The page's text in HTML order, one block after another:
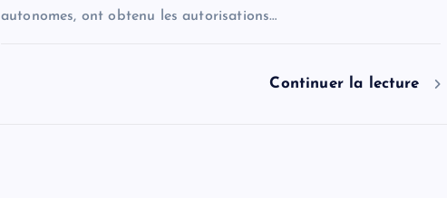
autonomes, ont obtenu les autorisations…
Continuer la lecture